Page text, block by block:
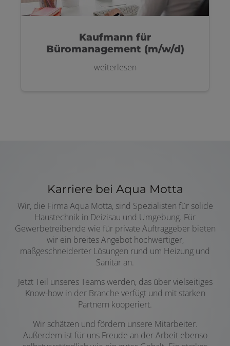
Kaufmann für
Büromanagement (m/w/d)
weiterlesen
Karriere bei Aqua Motta
Wir, die Firma Aqua Motta, sind Spezialisten für solide
Haustechnik in Deizisau und Umgebung. Für
Gewerbetreibende wie für private Auftraggeber bieten
wir ein breites Angebot hochwertiger,
maßgeschneiderter Lösungen rund um Heizung und
Sanitär an.
Jetzt Teil unseres Teams werden, das über vielseitiges
Know-how in der Branche verfügt und mit starken
Partnern kooperiert.
Wir schätzen und fördern unsere Mitarbeiter.
Außerdem ist für uns Freude an der Arbeit ebenso